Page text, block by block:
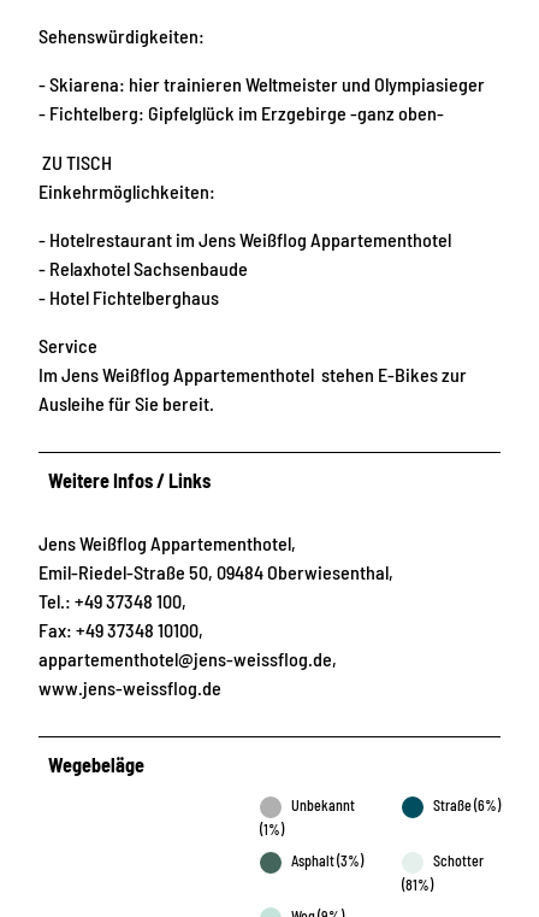
Sehenswürdigkeiten:
- Skiarena: hier trainieren Weltmeister und Olympiasieger
- Fichtelberg: Gipfelglück im Erzgebirge -ganz oben-
ZU TISCH
Einkehrmöglichkeiten:
- Hotelrestaurant im Jens Weißflog Appartementhotel
- Relaxhotel Sachsenbaude
- Hotel Fichtelberghaus
Service
Im Jens Weißflog Appartementhotel stehen E-Bikes zur
Ausleihe für Sie bereit.
Weitere Infos / Links
Jens Weißflog Appartementhotel,
Emil-Riedel-Straße 50, 09484 Oberwiesenthal,
Tel.: +49 37348 100,
Fax: +49 37348 10100,
appartementhotel@jens-weissflog.de,
www.jens-weissflog.de
Wegebeläge
Unbekannt
(1%)
Straße (6%)
Asphalt (3%)
Schotter
(81%)